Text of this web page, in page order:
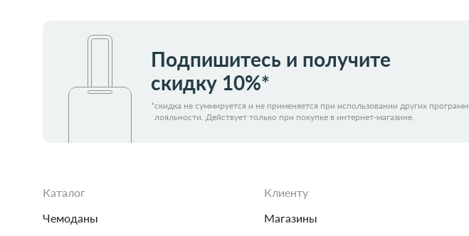
Подпишитесь и получите
скидку 10%*
*скидка не суммируется и не применяется при использовании других программ
лояльности. Действует только при покупке в интернет-магазине.
Каталог
Чемоданы
Клиенту
Магазины